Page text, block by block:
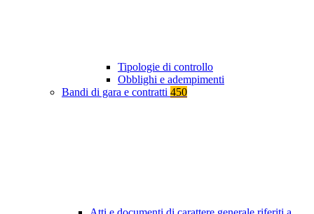
Tipologie di controllo
Obblighi e adempimenti
Bandi di gara e contratti 450